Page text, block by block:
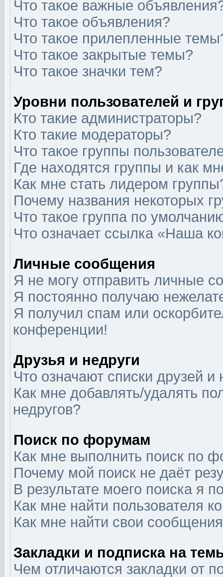
Что такое важные
Что такое объявления?
Что такое прилепленные
Что такое закрытые темы?
Что такое значки тем?
Уровни пользователей и
Кто такие администраторы?
Кто такие модераторы?
Что такое группы
Где находятся группы и как
Как мне стать лидером
Почему названия некоторых
Что такое группа по
Что означает ссылка «Наша
Личные сообщения
Я не могу отправить личные
Я постоянно получаю
Я получил спам или
конференции!
Друзья и недруги
Что означают списки друзей и
Как мне добавлять/удалять
недругов?
Поиск по форумам
Как мне выполнить поиск по
Почему мой поиск не даёт
В результате моего поиска я
Как мне найти пользователя
Как мне найти свои
Закладки и подписка на
Чем отличаются закладки от